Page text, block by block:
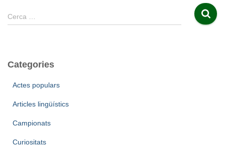
C
e
:
Cerca …
Categories
Actes populars
Articles lingüístics
Campionats
Curiositats